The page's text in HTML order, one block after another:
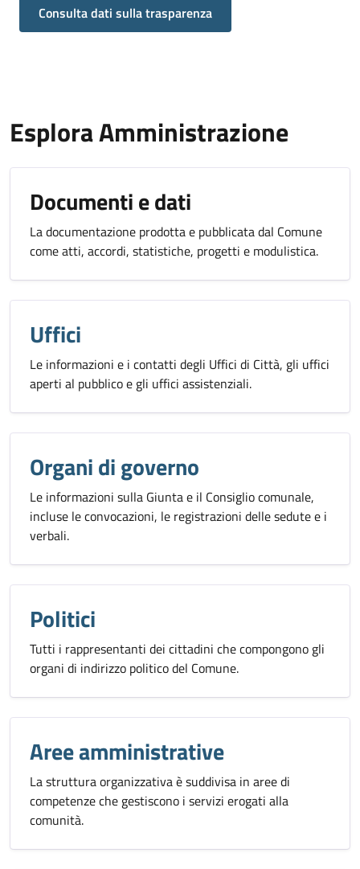
Consulta dati sulla trasparenza
Esplora Amministrazione
Documenti e dati
La documentazione prodotta e pubblicata dal Comune
come atti, accordi, statistiche, progetti e modulistica.
Uffici
Le informazioni e i contatti degli Uffici di Città, gli uffici
aperti al pubblico e gli uffici assistenziali.
Organi di governo
Le informazioni sulla Giunta e il Consiglio comunale,
incluse le convocazioni, le registrazioni delle sedute e i
verbali.
Politici
Tutti i rappresentanti dei cittadini che compongono gli
organi di indirizzo politico del Comune.
Aree amministrative
La struttura organizzativa è suddivisa in aree di
competenze che gestiscono i servizi erogati alla
comunità.